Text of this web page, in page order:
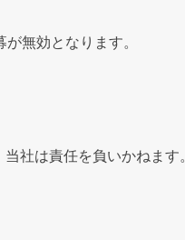
無効となります。
社は責任を負いかねます。